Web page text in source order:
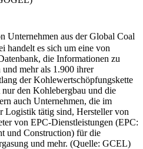
Unternehmen aus der Global Coal
es sich um eine von
die Informationen zu
mehr als 1.900 ihrer
der Kohlewertschöpfungskette
den Kohlebergbau und die
auch Unternehmen, die im
Logistik tätig sind, Hersteller von
von EPC-Dienstleistungen (EPC:
und Construction) für die
und mehr. (Quelle: GCEL)